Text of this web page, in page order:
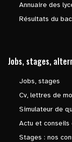
Annuaire des
Résultats du bac
Jobs, stages,
Jobs, stages
Cv, lettres de
Simulateur de
Actu et conseils
Stages : nos